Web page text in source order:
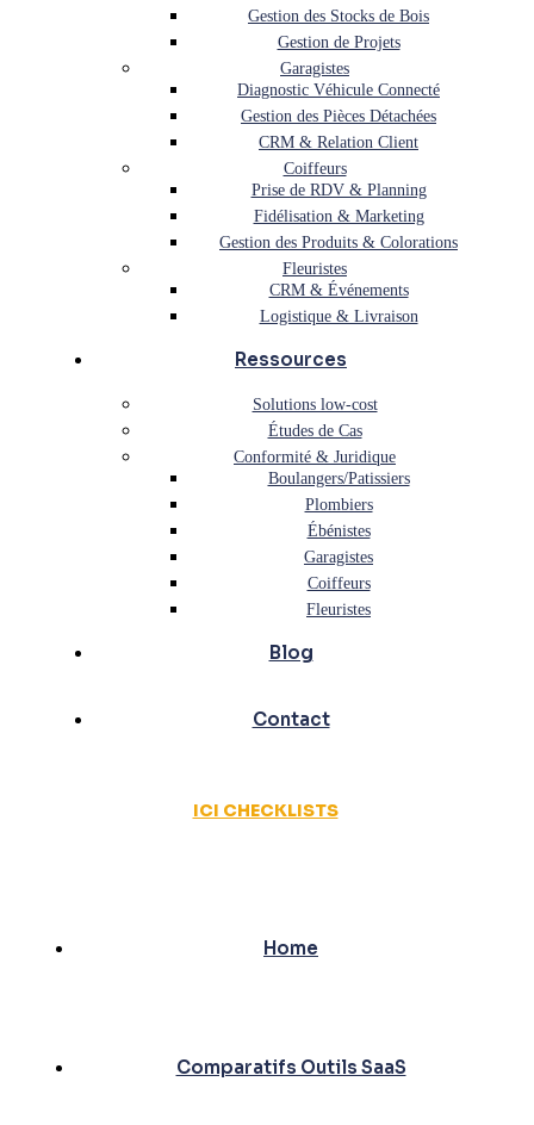
Gestion des Stocks de Bois
Gestion de Projets
Garagistes
Diagnostic Véhicule Connecté
Gestion des Pièces Détachées
CRM & Relation Client
Coiffeurs
Prise de RDV & Planning
Fidélisation & Marketing
Gestion des Produits & Colorations
Fleuristes
CRM & Événements
Logistique & Livraison
Ressources
Solutions low-cost
Études de Cas
Conformité & Juridique
Boulangers/Patissiers
Plombiers
Ébénistes
Garagistes
Coiffeurs
Fleuristes
Blog
Contact
ICI CHECKLISTS
Home
Comparatifs Outils SaaS